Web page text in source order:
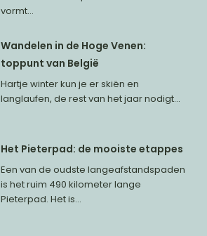
vormt...
Wandelen in de Hoge Venen:
toppunt van België
Hartje winter kun je er skiën en
langlaufen, de rest van het jaar nodigt...
Het Pieterpad: de mooiste etappes
Een van de oudste langeafstandspaden
is het ruim 490 kilometer lange
Pieterpad. Het is...